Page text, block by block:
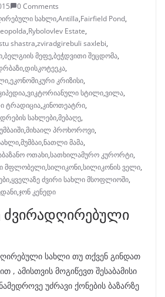
0 Comments
სახლი,Antilla,Fairfield Pond,
,Rybolovlev Estate,
shastra,zviradgirebuli saxlebi,
,ბელგიის მეფე,ბეჭდვითი შეცდომა,
,დისკოტეეკა,
,ეკონომიკური კრიზისი,
,ვიკტორიანული სტილი,ვილა,
ტრადიცია,კინოთეატრი,
სახლები,მებაღე,
,მიხაილ პროხოროვი,
,მუმბაი,ნათლი მამა,
ოთახი,სათხილამურო კურორტი,
მფლობელი,სილიკონი,სილიკონის ველი,
,ყველაზე ძვირი სახლი მსოფლიოში,
,ჯონ კენედი
ძვირადღირებული
სახლი თუ თქვენ გინდათ
, ამისთვის მოგიწევთ შესაბამისი
უძრავი ქონების ბაზარზე